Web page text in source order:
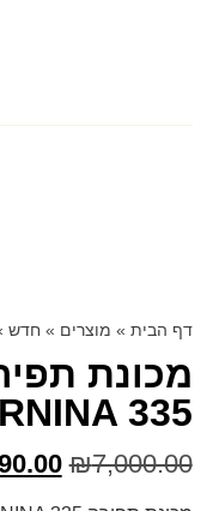
דף הבית » מוצרים » חדש
מכונת
335
₪7,000.00